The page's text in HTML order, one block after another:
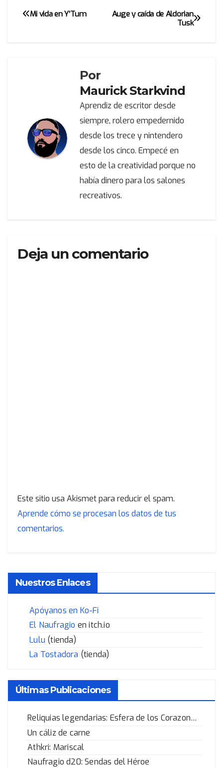
Navegación
Auge y caída de Aldorian
Tusk
Mi vida en Y’Tum
Por
Maurick Starkvind
Aprendiz de escritor desde
siempre, rolero empedernido
desde los trece y nintendero
desde los cinco. Empecé en
esto de la creatividad porque no
había dinero para los salones
recreativos.
Deja un comentario
Este sitio usa Akismet para reducir el spam.
Aprende cómo se procesan los datos de tus
comentarios.
Nuestros Enlaces
Apóyanos en Ko-Fi
El Naufragio en itch.io
Lulu (tienda)
La Tostadora (tienda)
Últimas Publicaciones
Reliquias legendarias: Esfera de los Corazones Rotos
Un cáliz de carne
Athkri: Mariscal
Naufragio d20: Sendas del Héroe